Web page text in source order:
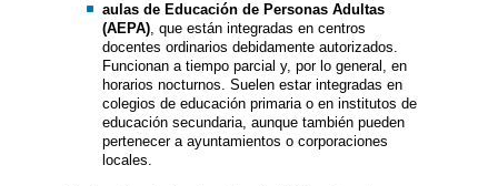
aulas de Educación de Personas Adultas
(AEPA), que están integradas en centros
docentes ordinarios debidamente autorizados.
Funcionan a tiempo parcial y, por lo general, en
horarios nocturnos. Suelen estar integradas en
colegios de educación primaria o en institutos de
educación secundaria, aunque también pueden
pertenecer a ayuntamientos o corporaciones
locales.